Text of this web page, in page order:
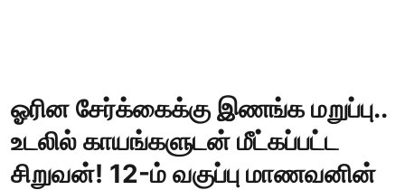
ஓரின சேர்க்கைக்கு இணங்க மறுப்பு..
உடலில் காயங்களுடன் மீட்கப்பட்ட
சிறுவன்! 12-ம் வகுப்பு மாணவனின்